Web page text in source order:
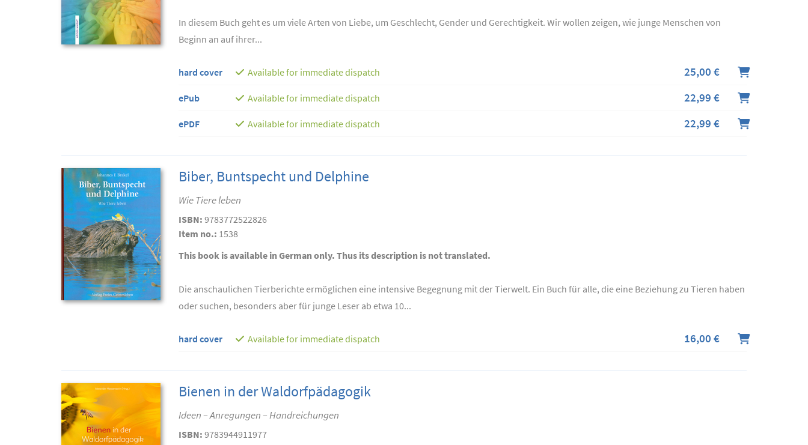
In diesem Buch geht es um viele Arten von Liebe, um Geschlecht, Gender und Gerechtigkeit. Wir wollen zeigen, wie junge Menschen von
Beginn an auf ihrer...
hard cover Available for immediate dispatch 25,00 €
ePub Available for immediate dispatch 22,99 €
ePDF Available for immediate dispatch 22,99 €
Biber, Buntspecht und Delphine
Wie Tiere leben
ISBN: 9783772522826
Item no.: 1538
This book is available in German only. Thus its description is not translated.
Die anschaulichen Tierberichte ermöglichen eine intensive Begegnung mit der Tierwelt. Ein Buch für alle, die eine Beziehung zu Tieren haben
oder suchen, besonders aber für junge Leser ab etwa 10...
hard cover Available for immediate dispatch 16,00 €
Bienen in der Waldorfpädagogik
Ideen – Anregungen – Handreichungen
ISBN: 9783944911977